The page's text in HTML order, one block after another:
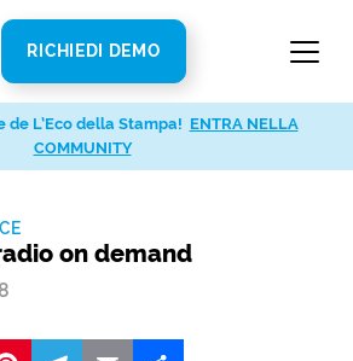
RICHIEDI DEMO
on demand
de L’Eco della Stampa! ENTRA NELLA
COMMUNITY